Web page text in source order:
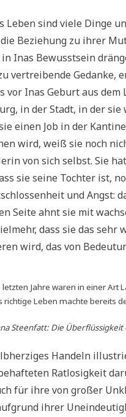
Leben sind viele Dinge
Beziehung zu ihrer
Inas Bewusstsein
vertreibende Gedanke,
vor Inas Geburt aus
in der Stadt, in der sie
einen Job in der
wird, weiß sie noch
von sich selbst. Sie
sie seine Tochter ist,
und Angst:
Seite ahnt sie mit
dass sie das
wird, das von
letzten Jahre waren in einer Art
richtige Leben machte bereits
Steenfatt:Die Überflüssigkeit
Handeln
Ratlosigkeit
für ihre von großer
ihrer